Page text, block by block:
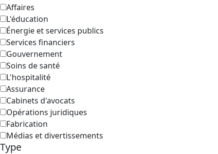
Affaires
L'éducation
Énergie et services publics
Services financiers
Gouvernement
Soins de santé
L'hospitalité
Assurance
Cabinets d'avocats
Opérations juridiques
Fabrication
Médias et divertissements
Type